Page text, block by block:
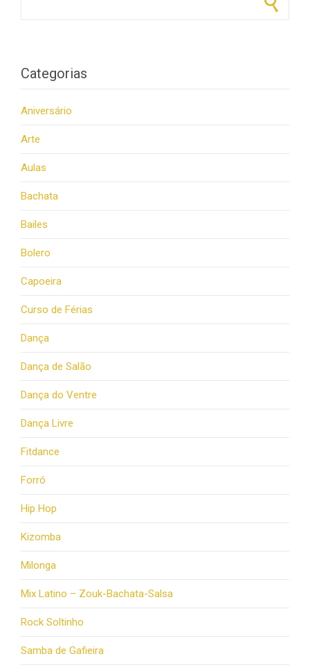
Categorias
Aniversário
Arte
Aulas
Bachata
Bailes
Bolero
Capoeira
Curso de Férias
Dança
Dança de Salão
Dança do Ventre
Dança Livre
Fitdance
Forró
Hip Hop
Kizomba
Milonga
Mix Latino – Zouk-Bachata-Salsa
Rock Soltinho
Samba de Gafieira